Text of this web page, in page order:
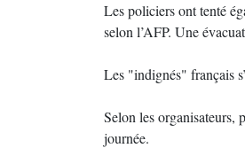
Les policiers ont tenté
selon l’AFP. Une
Les "indignés" français
Selon les organisateurs,
journée.